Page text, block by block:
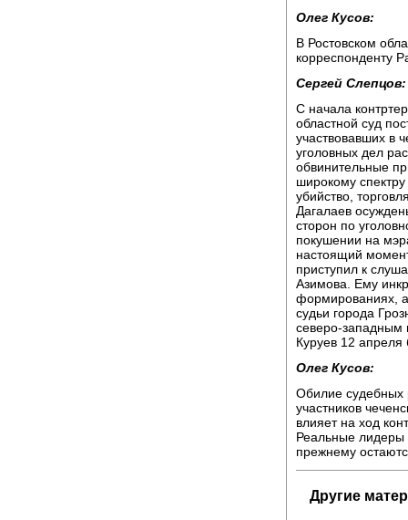
Олег Кусов:
В Ростовском
корреспонденту
Сергей Слепцов:
С начала
областной суд
участвовавших в
уголовных дел
обвинительные
широкому
убийство,
Дагалаев
сторон по
покушении на
настоящий
приступил к
Азимова. Ему
формированиях, а
судьи города
северо-западным
Куруев 12
Олег Кусов:
Обилие судебных
участников
влияет на ход
Реальные лидеры
прежнему
Другие